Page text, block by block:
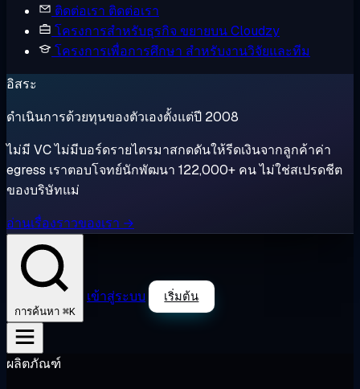
ติดต่อเรา ติดต่อเรา
โครงการสำหรับธุรกิจ ขยายบน Cloudzy
โครงการเพื่อการศึกษา สำหรับงานวิจัยและทีม
อิสระ
ดำเนินการด้วยทุนของตัวเองตั้งแต่ปี 2008
ไม่มี VC ไม่มีบอร์ดรายไตรมาสกดดันให้รีดเงินจากลูกค้าค่า
egress เราตอบโจทย์นักพัฒนา 122,000+ คน ไม่ใช่สเปรดชีต
ของบริษัทแม่
อ่านเรื่องราวของเรา →
การค้นหา ⌘K
เข้าสู่ระบบ เริ่มต้น
ผลิตภัณฑ์